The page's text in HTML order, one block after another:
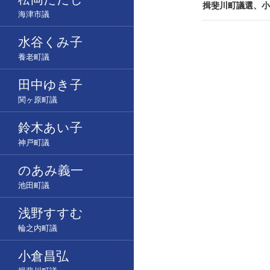
ビ
ゲ
揖斐川町議選、
海津市議
水谷くみ子
養老町議
田中ゆき子
関ヶ原町議
鈴木あい子
神戸町議
のあみ義一
池田町議
浅野すすむ
輪之内町議
小倉昌弘